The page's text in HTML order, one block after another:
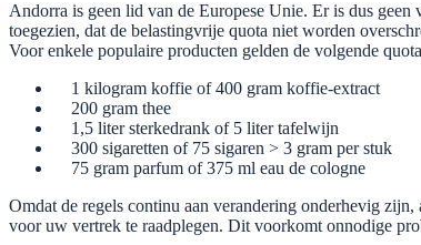
Andorra is geen lid van de Europese Unie. Er is dus
toegezien, dat de belastingvrije quota niet worden
Voor enkele populaire producten gelden de volgende
1 kilogram koffie of 400 gram koffie-extract
200 gram thee
1,5 liter sterkedrank of 5 liter tafelwijn
300 sigaretten of 75 sigaren > 3 gram per stuk
75 gram parfum of 375 ml eau de cologne
Omdat de regels continu aan verandering onderhevig
voor uw vertrek te raadplegen. Dit voorkomt onnodige